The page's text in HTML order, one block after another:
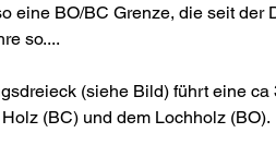
eine BO/BC Grenze, die seit
so....
(siehe Bild) führt eine
(BC) und dem Lochholz (BO).